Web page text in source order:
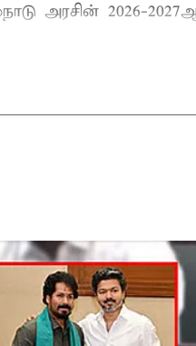
அரசின் 2026-